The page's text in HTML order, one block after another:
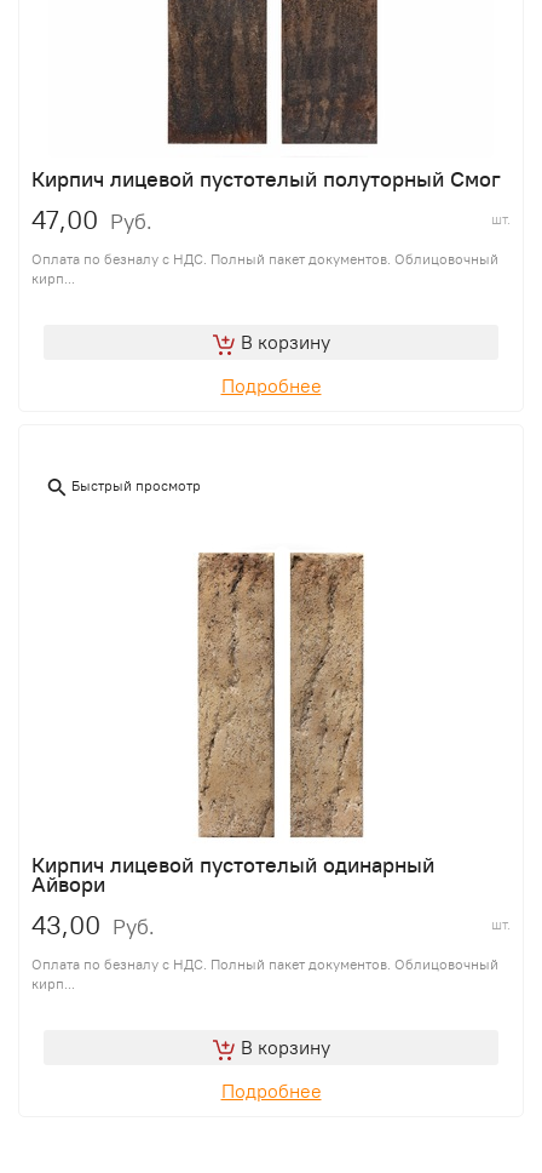
Кирпич лицевой пустотелый полуторный Смог
47,00 Руб. шт.
Оплата по безналу с НДС. Полный пакет документов. Облицовочный
кирп...
В корзину
Подробнее
Быстрый просмотр
Кирпич лицевой пустотелый одинарный
Айвори
43,00 Руб. шт.
Оплата по безналу с НДС. Полный пакет документов. Облицовочный
кирп...
В корзину
Подробнее